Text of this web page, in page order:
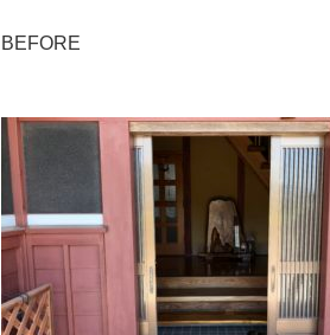
BEFORE